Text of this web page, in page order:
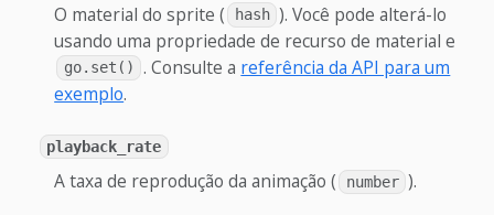
O material do sprite ( hash ). Você pode alterá-lo
usando uma propriedade de recurso de material e
go.set() . Consulte a referência da API para um
exemplo.
playback_rate
A taxa de reprodução da animação ( number ).